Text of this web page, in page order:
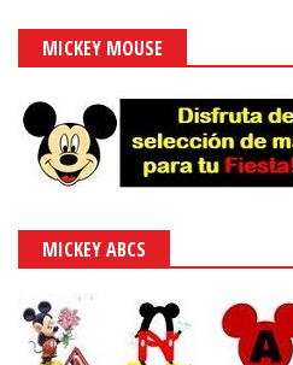
MICKEY MOUSE
MICKEY ABCS